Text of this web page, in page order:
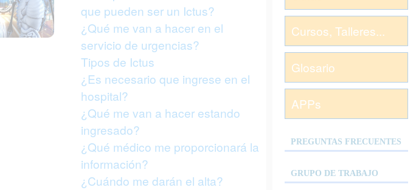
que pueden ser un Ictus?
¿Qué me van a hacer en el
servicio de urgencias?
Tipos de Ictus
¿Es necesario que ingrese en el
hospital?
¿Qué me van a hacer estando
ingresado?
¿Qué médico me proporcionará la
información?
¿Cuándo me darán el alta?
Cursos, Talleres...
Glosario
APPs
PREGUNTAS FRECUENTES
GRUPO DE TRABAJO